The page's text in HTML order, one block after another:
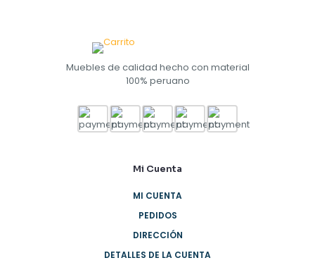
Muebles de calidad hecho con material
100% peruano
Mi Cuenta
MI CUENTA
PEDIDOS
DIRECCIÓN
DETALLES DE LA CUENTA